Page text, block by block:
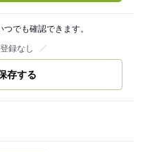
でも確認できます。
録なし
存する